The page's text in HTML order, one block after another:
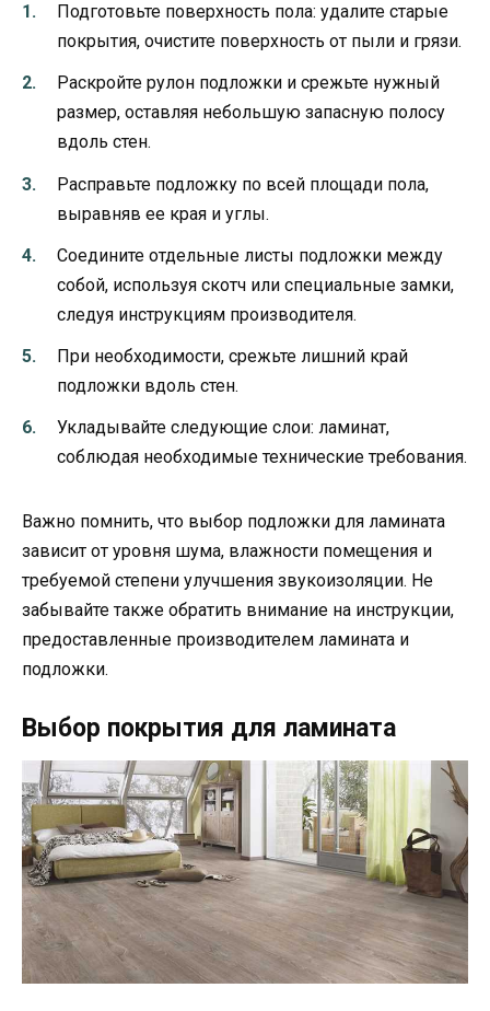
Подготовьте поверхность пола: удалите старые
покрытия, очистите поверхность от пыли и грязи.
Раскройте рулон подложки и срежьте нужный
размер, оставляя небольшую запасную полосу
вдоль стен.
Расправьте подложку по всей площади пола,
выравняв ее края и углы.
Соедините отдельные листы подложки между
собой, используя скотч или специальные замки,
следуя инструкциям производителя.
При необходимости, срежьте лишний край
подложки вдоль стен.
Укладывайте следующие слои: ламинат,
соблюдая необходимые технические требования.
Важно помнить, что выбор подложки для ламината
зависит от уровня шума, влажности помещения и
требуемой степени улучшения звукоизоляции. Не
забывайте также обратить внимание на инструкции,
предоставленные производителем ламината и
подложки.
Выбор покрытия для ламината